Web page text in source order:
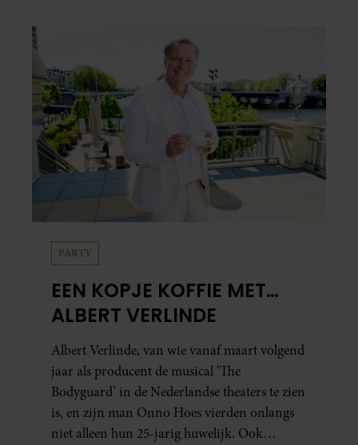
PARTY
EEN KOPJE KOFFIE MET…
ALBERT VERLINDE
Albert Verlinde, van wie vanaf maart volgend
jaar als producent de musical ‘The
Bodyguard’ in de Nederlandse theaters te zien
is, en zijn man Onno Hoes vierden onlangs
niet alleen hun 25-jarig huwelijk. Ook